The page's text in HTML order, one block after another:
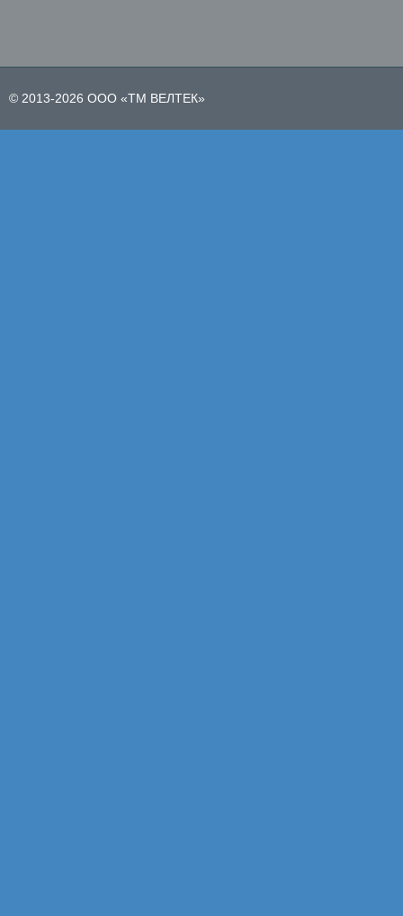
© 2013-2026 ООО «ТМ ВЕЛТЕК»